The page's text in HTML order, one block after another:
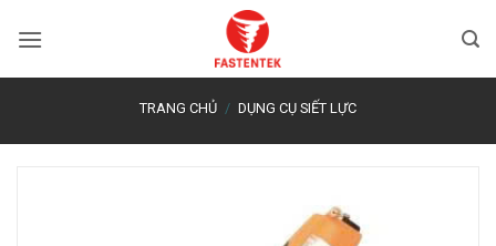
qua
TRANG CHỦ / DỤNG CỤ SIẾT LỰC